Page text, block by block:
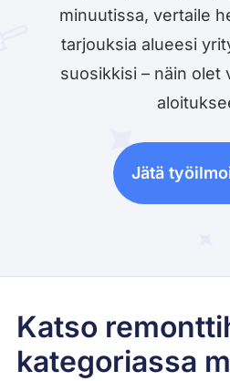
minuutissa, vertaile
tarjouksia alueesi
suosikkisi – näin olet
Jätä
Katso
kategoriassa